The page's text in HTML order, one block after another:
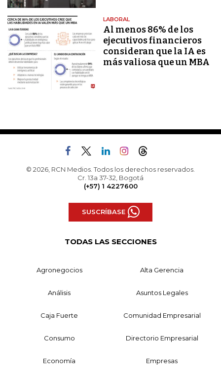
LABORAL
Al menos 86% de los
ejecutivos financieros
consideran que la IA es
más valiosa que un MBA
© 2026, RCN Medios. Todos los derechos reservados.
Cr. 13a 37-32, Bogotá
(+57) 1 4227600
SUSCRÍBASE
TODAS LAS SECCIONES
Agronegocios Alta Gerencia
Análisis Asuntos Legales
Caja Fuerte Comunidad Empresarial
Consumo Directorio Empresarial
Economía Empresas